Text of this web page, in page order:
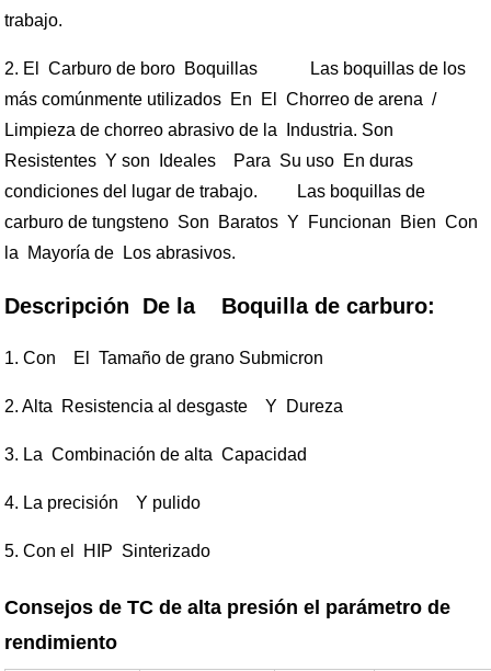
trabajo.
2. El Carburo de boro Boquillas Las boquillas de los
más comúnmente utilizados En El Chorreo de arena /
Limpieza de chorreo abrasivo de la Industria. Son
Resistentes Y son Ideales Para Su uso En duras
condiciones del lugar de trabajo.
Las boquillas de
carburo de tungsteno Son Baratos Y Funcionan Bien Con
la Mayoría de Los abrasivos.
Descripción De la Boquilla de carburo:
1. Con El Tamaño de grano Submicron
2. Alta Resistencia al desgaste Y Dureza
3. La Combinación de alta Capacidad
4. La precisión Y pulido
5. Con el HIP Sinterizado
Consejos de TC de alta presión el parámetro de
rendimiento